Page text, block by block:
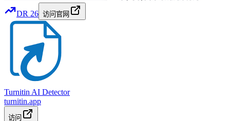
DR 26 访问官网
Turnitin AI Detector
turnitin.app
访问